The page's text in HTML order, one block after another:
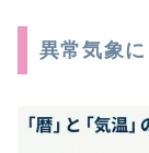
異常気象